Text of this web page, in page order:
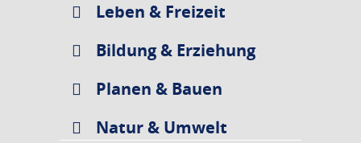
Leben & Freizeit
Bildung & Erziehung
Planen & Bauen
Natur & Umwelt